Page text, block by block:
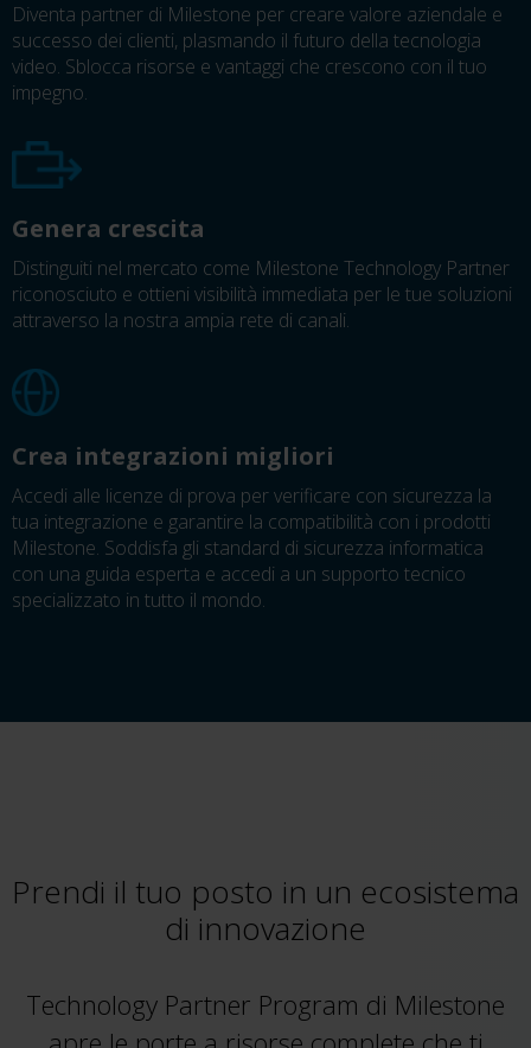
Diventa partner di Milestone per creare valore aziendale e
successo dei clienti, plasmando il futuro della tecnologia
video. Sblocca risorse e vantaggi che crescono con il tuo
impegno.
Genera crescita
Distinguiti nel mercato come Milestone Technology Partner
riconosciuto e ottieni visibilità immediata per le tue soluzioni
attraverso la nostra ampia rete di canali.
Crea integrazioni migliori
Accedi alle licenze di prova per verificare con sicurezza la
tua integrazione e garantire la compatibilità con i prodotti
Milestone. Soddisfa gli standard di sicurezza informatica
con una guida esperta e accedi a un supporto tecnico
specializzato in tutto il mondo.
Prendi il tuo posto in un ecosistema
di innovazione
Technology Partner Program di Milestone